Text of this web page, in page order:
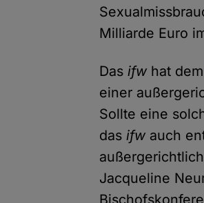
Milliarde Euro
Dasifw hat
einer
Sollte eine
dasifw auch
Jacqueline